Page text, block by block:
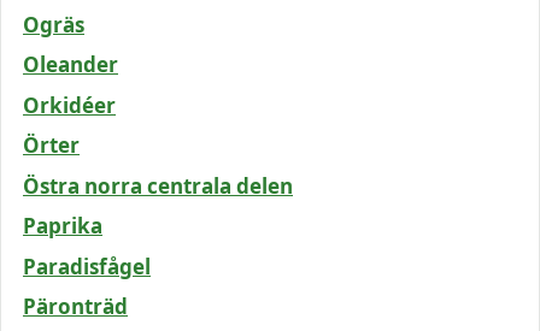
Ogräs
Oleander
Orkidéer
Örter
Östra norra centrala delen
Paprika
Paradisfågel
Päronträd